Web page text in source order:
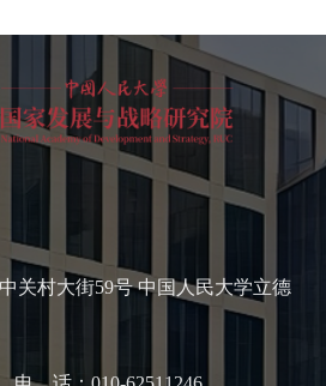
关村大街59号 中国人民大学立德